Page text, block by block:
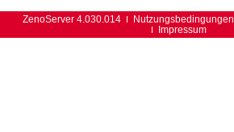
ZenoServer 4.030.014 Nutzungsbedingungen
Impressum